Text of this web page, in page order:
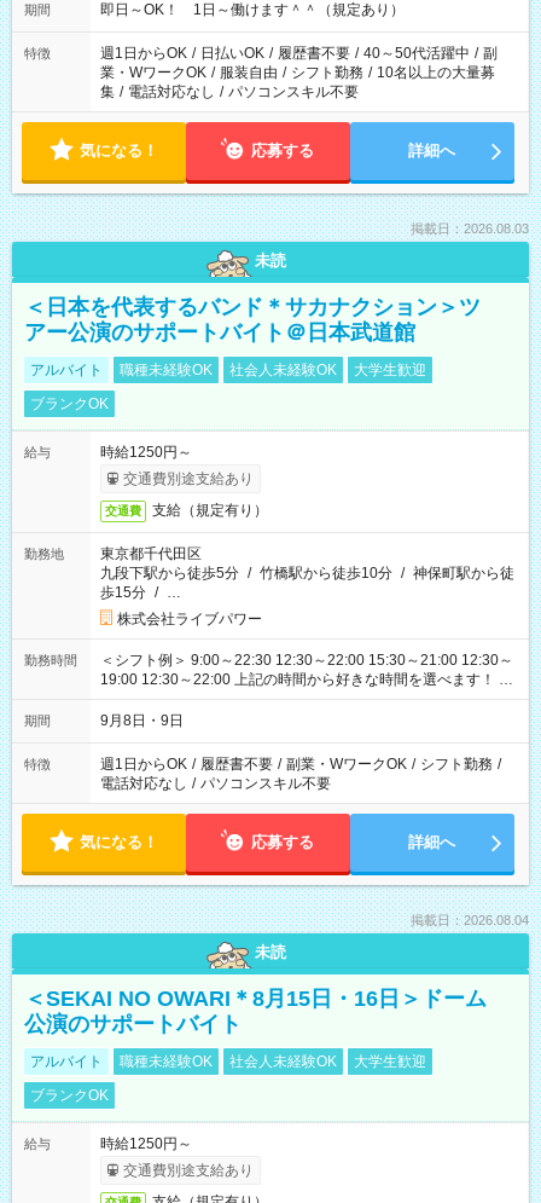
期間 即日～OK！ 1日～働けます＾＾（規定あり）
特徴 週1日からOK / 日払いOK / 履歴書不要 / 40～50代活躍中 / 副
業・WワークOK / 服装自由 / シフト勤務 / 10名以上の大量募
集 / 電話対応なし / パソコンスキル不要
気になる！ 応募する 詳細へ
掲載日：2026.08.03
未読
＜日本を代表するバンド＊サカナクション＞ツ
アー公演のサポートバイト＠日本武道館
アルバイト 職種未経験OK 社会人未経験OK
大学生歓迎
ブランクOK
給与
時給1250円～
交通費別途支給あり
交通費 支給（規定有り）
勤務地
東京都千代田区
九段下駅から徒歩5分 / 竹橋駅から徒歩10分 / 神保町駅から徒
歩15分 / …
株式会社ライブパワー
勤務時間
＜シフト例＞ 9:00～22:30 12:30～22:00 15:30～21:00 12:30～
19:00 12:30～22:00 上記の時間から好きな時間を選べます！ ※
時間は変更となる可能性があります
期間 9月8日・9日
特徴 週1日からOK / 履歴書不要 / 副業・WワークOK / シフト勤務 /
電話対応なし / パソコンスキル不要
気になる！ 応募する 詳細へ
掲載日：2026.08.04
未読
＜SEKAI NO OWARI＊8月15日・16日＞ドーム
公演のサポートバイト
アルバイト 職種未経験OK 社会人未経験OK
大学生歓迎
ブランクOK
給与
時給1250円～
交通費別途支給あり